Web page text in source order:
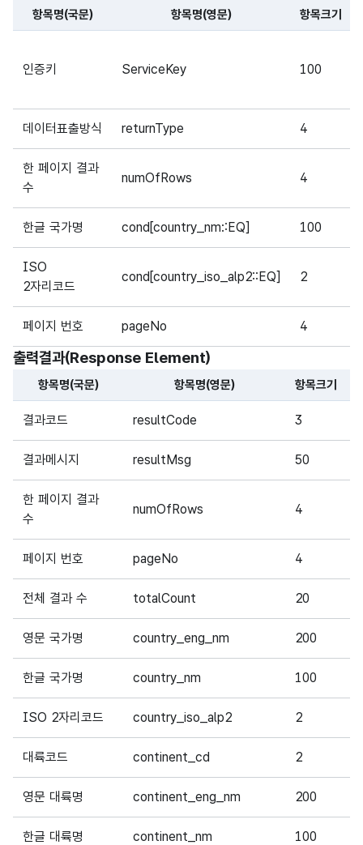
항목명(국문) 항목명(영문) 항목크기
인증키 ServiceKey 100
데이터표출방식 returnType 4
한 페이지 결과
수
numOfRows 4
한글 국가명 cond[country_nm::EQ] 100
ISO
2자리코드
cond[country_iso_alp2::EQ] 2
페이지 번호 pageNo 4
출력결과(Response Element)
해당 오픈API의 출력결과(Response Element) 항목에 대한
항목명(국문) 항목명(영문) 항목크기
결과코드 resultCode 3
결과메시지 resultMsg 50
한 페이지 결과
수
numOfRows 4
페이지 번호 pageNo 4
전체 결과 수 totalCount 20
영문 국가명 country_eng_nm 200
한글 국가명 country_nm 100
ISO 2자리코드 country_iso_alp2 2
대륙코드 continent_cd 2
영문 대륙명 continent_eng_nm 200
한글 대륙명 continent_nm 100